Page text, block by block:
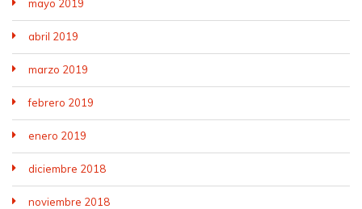
mayo 2019
abril 2019
marzo 2019
febrero 2019
enero 2019
diciembre 2018
noviembre 2018